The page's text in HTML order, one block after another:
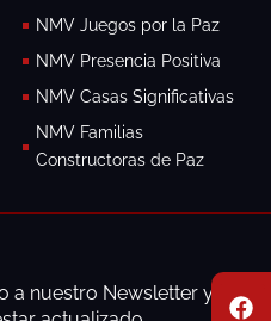
a
n
n
NMV Juegos por la Paz
NMV Presencia Positiva
NMV Casas Significativas
NMV Familias
Constructoras de Paz
a nuestro Newsletter y